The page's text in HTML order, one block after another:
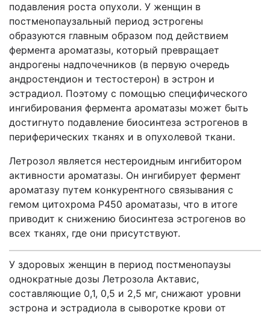
подавления роста опухоли. У женщин в
постменопаузальный период эстрогены
образуются главным образом под действием
фермента ароматазы, который превращает
андрогены надпочечников (в первую очередь
андростендион и тестостерон) в эстрон и
эстрадиол. Поэтому с помощью специфического
ингибирования фермента ароматазы может быть
достигнуто подавление биосинтеза эстрогенов в
периферических тканях и в опухолевой ткани.
Летрозол является нестероидным ингибитором
активности ароматазы. Он ингибирует фермент
ароматазу путем конкурентного связывания с
гемом цитохрома P450 ароматазы, что в итоге
приводит к снижению биосинтеза эстрогенов во
всех тканях, где они присутствуют.
У здоровых женщин в период постменопаузы
однократные дозы Летрозола Актавис,
составляющие 0,1, 0,5 и 2,5 мг, снижают уровни
эстрона и эстрадиола в сыворотке крови от